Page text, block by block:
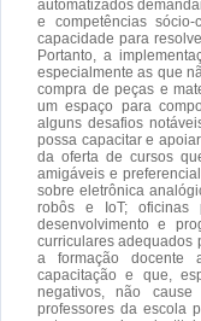
automatizados
e competências
capacidade para
Portanto, a
especialmente as que
compra de peças e
um espaço para
alguns desafios
possa capacitar e
da oferta de cursos
amigáveis e
sobre eletrônica
robôs e IoT; oficinas
desenvolvimento e
curriculares adequados
a formação docente
capacitação e que,
negativos, não
professores da escola